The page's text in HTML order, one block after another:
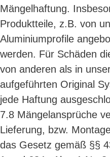
Mängelhaftung.
Produktteile, z.B. von
Aluminiumprofile
werden. Für Schäden
von anderen als in
aufgeführten Original
jede Haftung
7.8 Mängelansprüche
Lieferung, bzw.
das Gesetz gemäß §§